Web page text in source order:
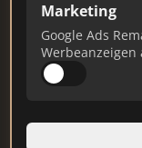
Marketing
Google Ads
Werbeanzeigen
Stand: Juli 2026
#